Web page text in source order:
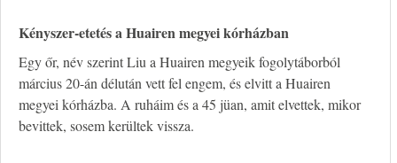
Kényszer-etetés a Huairen megyei kórházban
Egy őr, név szerint Liu a Huairen megyeik fogolytáborból
március 20-án délután vett fel engem, és elvitt a Huairen
megyei kórházba. A ruháim és a 45 jüan, amit elvettek, mikor
bevittek, sosem kerültek vissza.